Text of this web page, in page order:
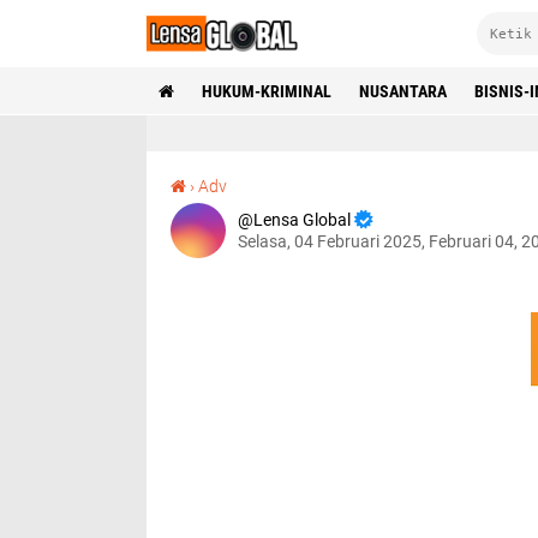
HUKUM-KRIMINAL NUSANTARA BISNIS-
›Adv
Lensa Global
Selasa, 04 Februari 2025, Februari 04,